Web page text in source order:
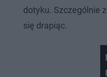
dotyku. Szczególnie
się drapiąc.